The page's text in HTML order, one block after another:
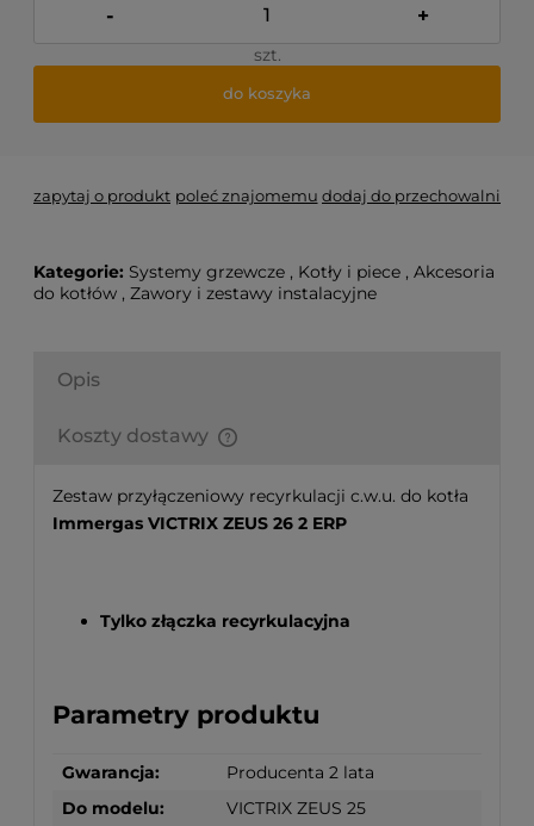
- +
szt.
do koszyka
zapytaj o produkt poleć znajomemu dodaj do przechowalni
Kategorie: Systemy grzewcze , Kotły i piece , Akcesoria
do kotłów , Zawory i zestawy instalacyjne
Opis
Koszty dostawy
produktów które się w nim znajdują.
Zestaw przyłączeniowy recyrkulacji c.w.u. do kotła
Immergas VICTRIX ZEUS 26 2 ERP
Tylko złączka recyrkulacyjna
Parametry produktu
Gwarancja:
Producenta 2 lata
Do modelu:
VICTRIX ZEUS 25